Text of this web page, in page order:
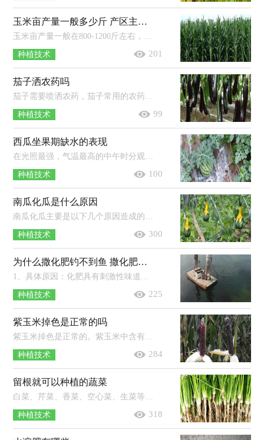
玉米亩产量一般多少斤 产区主要分布在哪？
玉米亩产量一般在800-1200斤左右，但像地理环境、品种、栽培管理技术等因素都会影响产量，一般光热条件好、优质丰产抗病品种、规范化...
种植技术 201
茄子洒农药吗
茄子需要喷洒农药，茄子常用的农药有：杀稗王、杀虫丹以及精异丙甲草胺等。使用农药时应严格按照说明书使用，注意药物的浓度以及对应的...
种植技术 99
西瓜坐果期缺水的表现
在光照最强，气温最高的中午时分观察西瓜植株叶片，若叶片萎蔫过早，萎蔫时间偏长且恢复较慢，说明缺水，若叶片萎蔫但很快就可以恢复，说明不...
种植技术 100
南瓜化瓜是什么原因
南瓜化瓜主要是以下几个原因造成的：主要原因是花期气温不适，而不适的温度条件会导致南瓜的授粉结瓜受到很严重影响；次要原因是在南瓜...
种植技术 300
为什么撒化肥钓不到鱼 撒化肥三天下雨有效吗
1、具体原因：化肥具有刺激性味道，撒入水中后鱼在短时间内难以适应，使得开口情况不佳。2、处理方法：选择在下雨天气去垂钓，或用增氧剂打...
种植技术 225
紫玉米掉色是正常的吗
紫玉米掉色是正常的。紫玉米中含有花青素，当它在水中被烹煮的时候其花青素就会被分解出来，从而将水染成了紫色，但这并不会影响到它的...
种植技术 284
留根就可以种植的蔬菜
种植技术 318